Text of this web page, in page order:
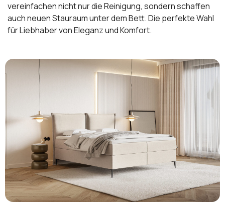
vereinfachen nicht nur die Reinigung, sondern schaffen
auch neuen Stauraum unter dem Bett. Die perfekte Wahl
für Liebhaber von Eleganz und Komfort.